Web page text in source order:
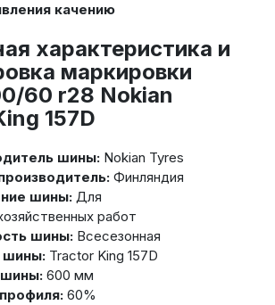
качению
характеристика и
маркировки
60 r28 Nokian
157D
шины:Nokian Tyres
Финляндия
шины:Для
работ
шины:Всесезонная
шины:Tractor King 157D
600 мм
60%